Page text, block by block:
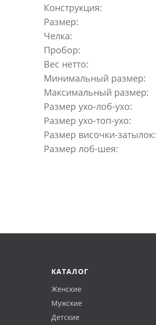
Конструкция:
Размер:
Челка:
Пробор:
Вес нетто:
Минимальный размер:
Максимальный размер:
Размер ухо-лоб-ухо:
Размер ухо-топ-ухо:
Размер височки-затылок:
Размер лоб-шея:
КАТАЛОГ
Женские
Мужские
Детские